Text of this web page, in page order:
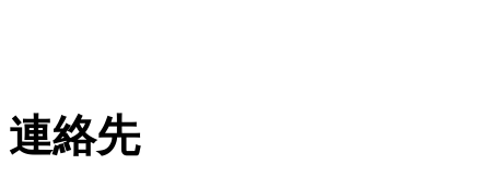
連絡先